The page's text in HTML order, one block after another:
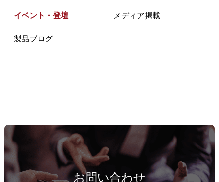
イベント・登壇 メディア掲載
製品ブログ
お問い合わせ